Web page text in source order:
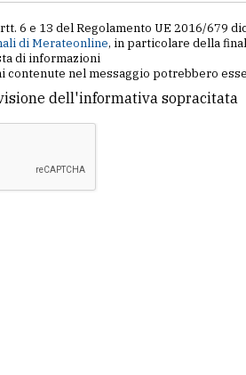
6 e 13 del Regolamento UE 2016/679
di Merateonline, in particolare della
di informazioni
contenute nel messaggio potrebbero
dell'informativa sopracitata